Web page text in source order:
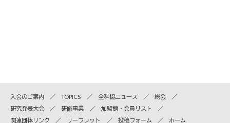
入会のご案内 TOPICS 全科協ニュース
総会
研究発表大会
研修事業
加盟館・会員リスト
関連団体リンク
リーフレット 投稿フォーム ホーム